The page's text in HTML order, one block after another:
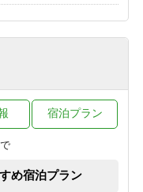
別コース♪贅沢な高原
/泊 ～
キロレース 2026】イ
宿泊プラン
め宿泊プラン